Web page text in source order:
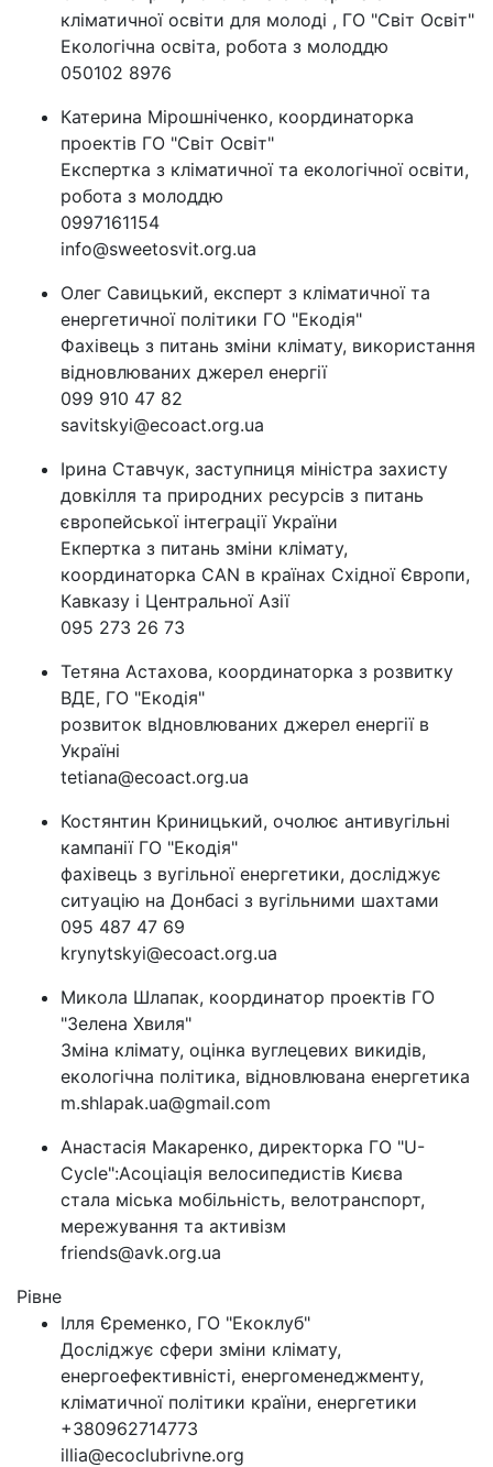
кліматичної освіти для молоді , ГО "Світ Освіт"
Екологічна освіта, робота з молоддю
050102 8976
Катерина Мірошніченко, координаторка
проектів ГО "Світ Освіт"
Експертка з кліматичної та екологічної освіти,
робота з молоддю
0997161154
info@sweetosvit.org.ua
Олег Савицький, експерт з кліматичної та
енергетичної політики ГО "Екодія"
Фахівець з питань зміни клімату, використання
відновлюваних джерел енергії
099 910 47 82
savitskyi@ecoact.org.ua
Ірина Ставчук, заступниця міністра захисту
довкілля та природних ресурсів з питань
європейської інтеграції України
Екпертка з питань зміни клімату,
координаторка CAN в країнах Східної Європи,
Кавказу і Центральної Азії
095 273 26 73
Тетяна Астахова, координаторка з розвитку
ВДЕ, ГО "Екодія"
розвиток вІдновлюваних джерел енергії в
Україні
tetiana@ecoact.org.ua
Костянтин Криницький, очолює антивугільні
кампанії ГО "Екодія"
фахівець з вугільної енергетики, досліджує
ситуацію на Донбасі з вугільними шахтами
095 487 47 69‬
krynytskyi@ecoact.org.ua
Микола Шлапак, координатор проектів ГО
"Зелена Хвиля"
Зміна клімату, оцінка вуглецевих викидів,
екологічна політика, відновлювана енергетика
m.shlapak.ua@gmail.com
Анастасія Макаренко, директорка ГО "U-
Cycle":Асоціація велосипедистів Києва
стала міська мобільність, велотранспорт,
мережування та активізм
friends@avk.org.ua
Рівне
Ілля Єременко, ГО "Екоклуб"
Досліджує сфери зміни клімату,
енергоефективністі, енергоменеджменту,
кліматичної політики країни, енергетики
+380962714773
illia@ecoclubrivne.org